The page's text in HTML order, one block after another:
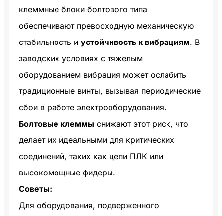
клеммные блоки болтового типа
обеспечивают превосходную механическую
стабильность и устойчивость к вибрациям. В
заводских условиях с тяжелым
оборудованием вибрация может ослабить
традиционные винты, вызывая периодические
сбои в работе электрооборудования.
Болтовые клеммы снижают этот риск, что
делает их идеальными для критических
соединений, таких как цепи ПЛК или
высокомощные фидеры.
Советы:
Для оборудования, подверженного